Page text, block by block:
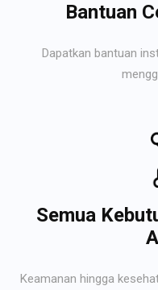
Bantuan
Dapatkan bantuan
Semua
Keamanan hingga